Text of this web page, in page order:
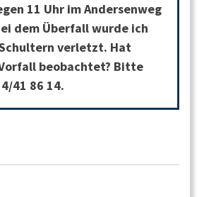
11 Uhr im Andersenweg
dem Überfall wurde ich
verletzt. Hat
beobachtet? Bitte
41 86 14.